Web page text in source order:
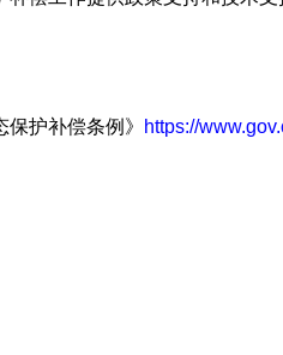
护补偿条例》 https://